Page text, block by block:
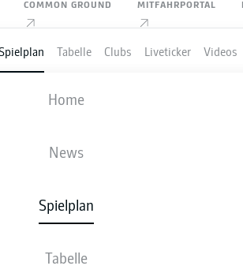
COMMON GROUND MITFAHRPORTAL
Tabelle Clubs Liveticker Videos
Home
News
Spielplan
Tabelle
PAULI
AUFSTELLUNGEN